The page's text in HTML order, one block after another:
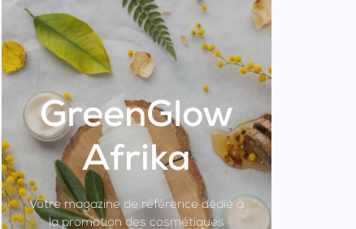
GreenGlow
Afrika
Votre magazine de référence dédié à
la promotion des cosmétiques